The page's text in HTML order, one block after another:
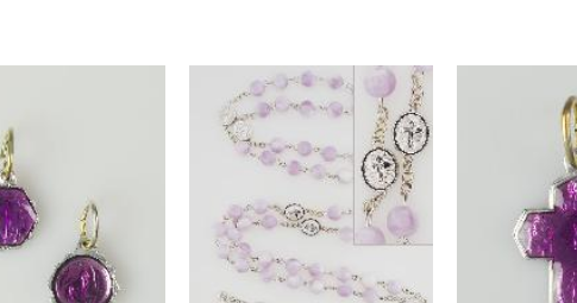
€7.90 €12.90